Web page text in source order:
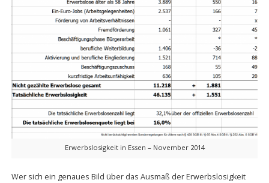
Erwerbslosigkeit in Essen – November 2014
Wer sich ein genaues Bild über das Ausmaß der Erwerbslosigkeit